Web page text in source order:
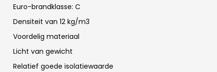
Euro-brandklasse: C
Densiteit van 12 kg/m3
Voordelig materiaal
Licht van gewicht
Relatief goede isolatiewaarde